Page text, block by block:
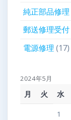
純正部品修理
郵送修理受付
電源修理 (17)
2024年5月
月 火 水
1